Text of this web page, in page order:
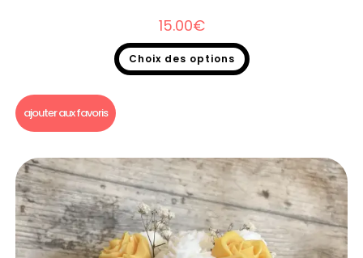
15.00€
Choix des options
ajouter aux favoris